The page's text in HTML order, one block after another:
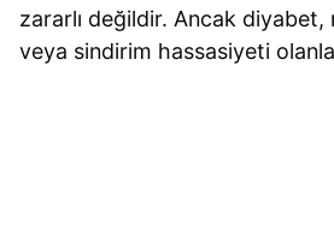
zararlı değildir. Ancak
veya sindirim hassasiyeti